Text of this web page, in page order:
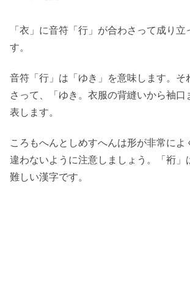
「衣」に音符「行」が合わさって成り
す。
音符「行」は「ゆき」を意味します。そ
さって、「ゆき。衣服の背縫いから袖口
表します。
ころもへんとしめすへんは形が非常によ
違わないように注意しましょう。「裄」
難しい漢字です。